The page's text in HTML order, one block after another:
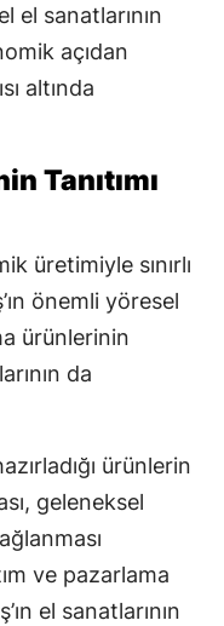
el sanatlarının
açıdan
altında
Tanıtımı
üretimiyle sınırlı
önemli yöresel
ürünlerinin
da
ürünlerin
geleneksel
ve pazarlama
el sanatlarının